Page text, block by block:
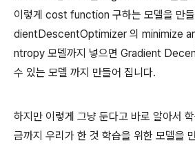
이렇게 cost function 구하는 모델을 만
dientDescentOptimizer 의 minimize
ntropy 모델까지 넣으면 Gradient
수 있는 모델 까지 만들어 집니다.
하지만 이렇게 그냥 둔다고 바로 알아서
금까지 우리가 한 것 학습을 위한 모델을